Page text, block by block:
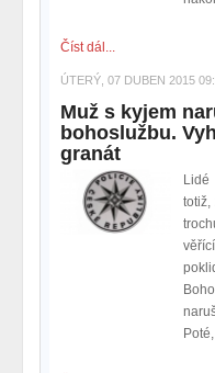
Číst dál...
ÚTERÝ, 07 DUBEN 2015
Muž s kyjem
bohoslužbu.
granát